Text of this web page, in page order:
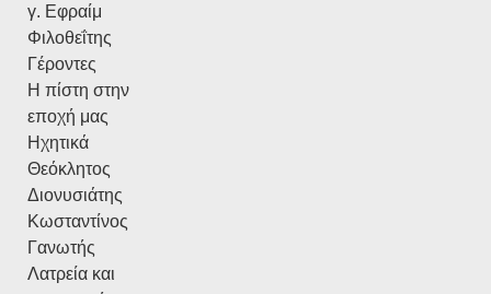
γ. Εφραίμ
Φιλοθεΐτης
Γέροντες
Η πίστη στην
εποχή μας
Ηχητικά
Θεόκλητος
Διονυσιάτης
Κωσταντίνος
Γανωτής
Λατρεία και